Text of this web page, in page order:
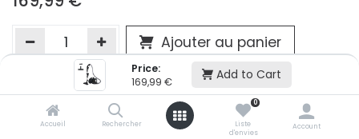
Price:
169,99 € Add to Cart
Accueil Rechercher
0
Liste
d'envies
Account
Ajouter au panier
Ajouter à la liste d'envie
Si vous ne pouvez pas ajouter cet article dans votre panier
victime de son succès et momentanément indisponible.